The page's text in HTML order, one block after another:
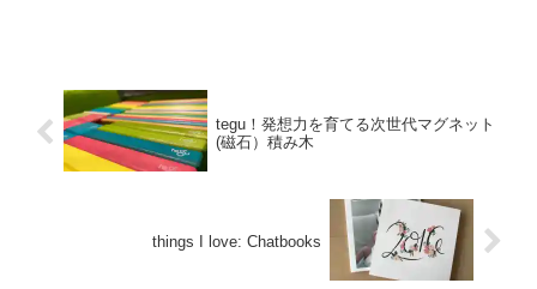
tegu！発想力を育てる次世代マグネット
(磁石）積み木
things I love: Chatbooks